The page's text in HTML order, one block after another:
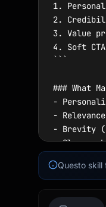
1.
2.
3. Value
4. Soft
```
### What
-
-
- Brevity
- Clear
## Multi-
### Email
Questo